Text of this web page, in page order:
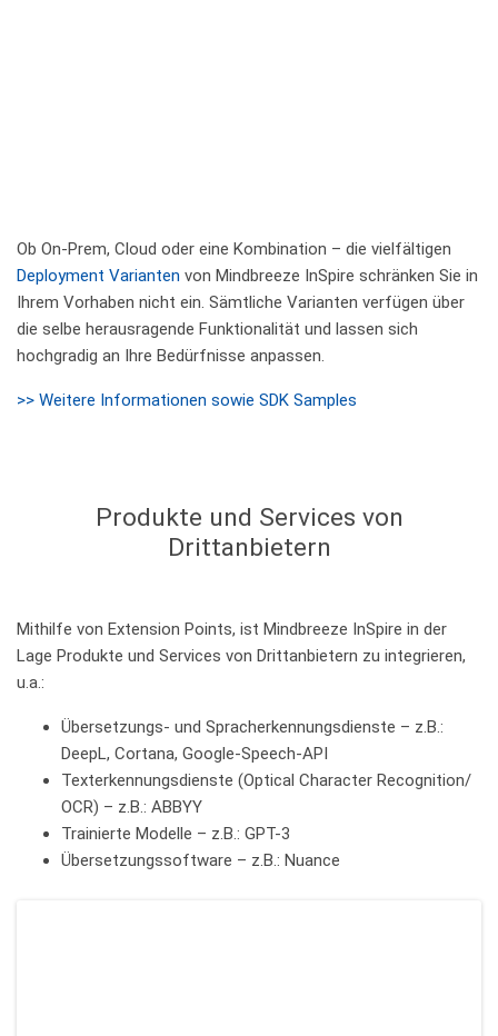
Ob On-Prem, Cloud oder eine Kombination – die vielfältigen
Deployment Varianten von Mindbreeze InSpire schränken Sie in
Ihrem Vorhaben nicht ein. Sämtliche Varianten verfügen über
die selbe herausragende Funktionalität und lassen sich
hochgradig an Ihre Bedürfnisse anpassen.
>> Weitere Informationen sowie SDK Samples
Produkte und Services von
Drittanbietern
Mithilfe von Extension Points, ist Mindbreeze InSpire in der
Lage Produkte und Services von Drittanbietern zu integrieren,
u.a.:
Übersetzungs- und Spracherkennungsdienste – z.B.:
DeepL, Cortana, Google-Speech-API
Texterkennungsdienste (Optical Character Recognition/
OCR) – z.B.: ABBYY
Trainierte Modelle – z.B.: GPT-3
Übersetzungssoftware – z.B.: Nuance